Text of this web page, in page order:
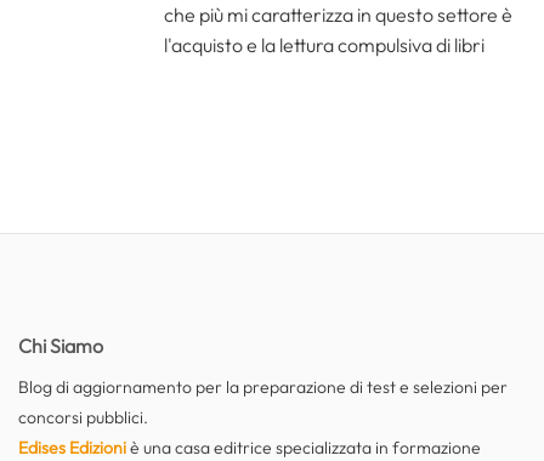
che più mi caratterizza in questo settore è
l'acquisto e la lettura compulsiva di libri
Chi Siamo
Blog di aggiornamento per la preparazione di test e selezioni per
concorsi pubblici.
Edises Edizioniè una casa editrice specializzata in formazione